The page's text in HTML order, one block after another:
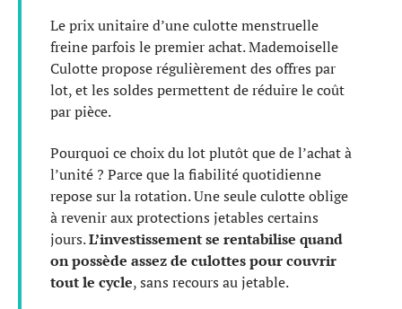
Le prix unitaire d’une culotte menstruelle
freine parfois le premier achat. Mademoiselle
Culotte propose régulièrement des offres par
lot, et les soldes permettent de réduire le coût
par pièce.
Pourquoi ce choix du lot plutôt que de l’achat à
l’unité ? Parce que la fiabilité quotidienne
repose sur la rotation. Une seule culotte oblige
à revenir aux protections jetables certains
jours.L’investissement se rentabilise quand
on possède assez de culottes pour couvrir
tout le cycle, sans recours au jetable.